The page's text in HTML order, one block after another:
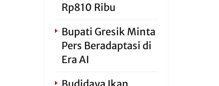
Rp810 Ribu
Bupati Gresik Minta
Pers Beradaptasi di
Era AI